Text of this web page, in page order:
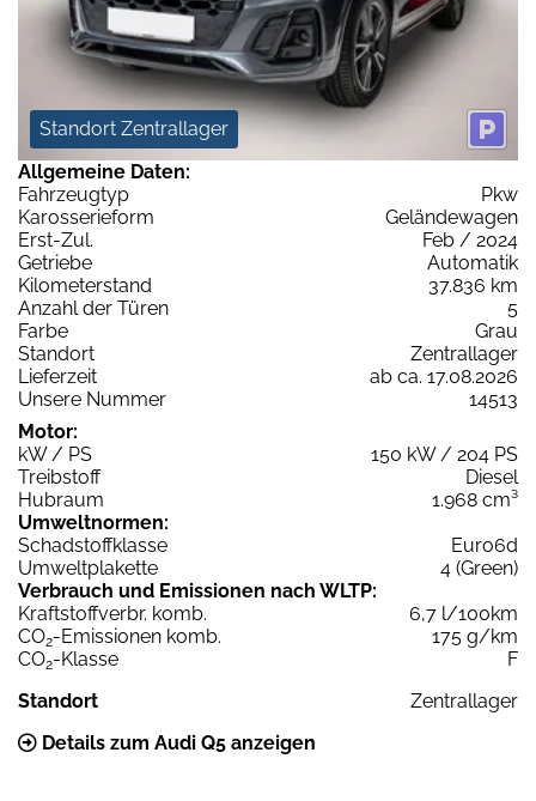
Standort Zentrallager
Allgemeine Daten:
Fahrzeugtyp
Pkw
Karosserieform
Geländewagen
Erst-Zul.
Feb / 2024
Getriebe
Automatik
Kilometerstand
37.836 km
Anzahl der Türen
5
Farbe
Grau
Standort
Zentrallager
Lieferzeit
ab ca. 17.08.2026
Unsere Nummer
14513
Motor:
kW / PS
150 kW / 204 PS
Treibstoff
Diesel
Hubraum
1.968 cm³
Umweltnormen:
Schadstoffklasse
Euro6d
Umweltplakette
4 (Green)
Verbrauch und Emissionen nach WLTP:
Kraftstoffverbr. komb.
6,7 l/100km
CO2-Emissionen komb.
175 g/km
CO2-Klasse
F
Standort
Zentrallager
Details zum Audi Q5 anzeigen